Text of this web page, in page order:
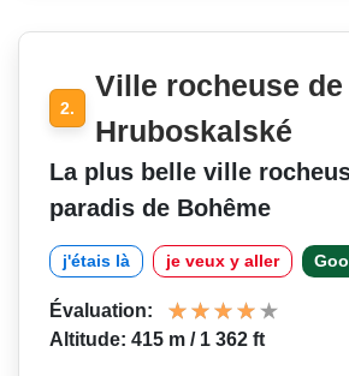
2.
Ville rocheuse de
Hruboskalské
La plus belle ville
paradis de Bohême
j'étais là je veux y aller
Évaluation:
Altitude: 415 m / 1 362 ft